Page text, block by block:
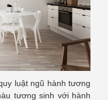
luật ngũ hành tương
tương sinh với hành